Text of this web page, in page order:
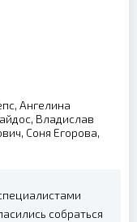
Ангелина
Владислав
Соня Егорова,
собраться